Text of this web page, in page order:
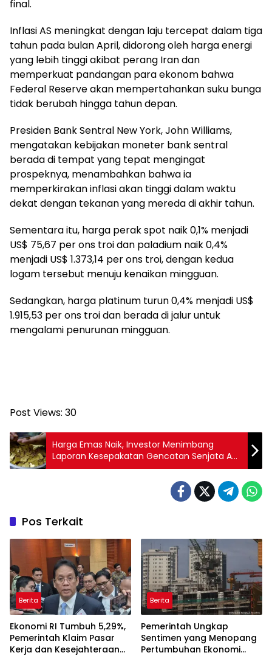
final.
Inflasi AS meningkat dengan laju tercepat dalam tiga
tahun pada bulan April, didorong oleh harga energi
yang lebih tinggi akibat perang Iran dan
memperkuat pandangan para ekonom bahwa
Federal Reserve akan mempertahankan suku bunga
tidak berubah hingga tahun depan.
Presiden Bank Sentral New York, John Williams,
mengatakan kebijakan moneter bank sentral
berada di tempat yang tepat mengingat
prospeknya, menambahkan bahwa ia
memperkirakan inflasi akan tinggi dalam waktu
dekat dengan tekanan yang mereda di akhir tahun.
Sementara itu, harga perak spot naik 0,1% menjadi
US$ 75,67 per ons troi dan paladium naik 0,4%
menjadi US$ 1.373,14 per ons troi, dengan kedua
logam tersebut menuju kenaikan mingguan.
Sedangkan, harga platinum turun 0,4% menjadi US$
1.915,53 per ons troi dan berada di jalur untuk
mengalami penurunan mingguan.
Post Views: 30
Harga Emas Naik, Investor Menimbang
Laporan Kesepakatan Gencatan Senjata AS-
Iran
Pos Terkait
Berita
Ekonomi RI Tumbuh 5,29%,
Pemerintah Klaim Pasar
Kerja dan Kesejahteraan
Berita
Pemerintah Ungkap
Sentimen yang Menopang
Pertumbuhan Ekonomi